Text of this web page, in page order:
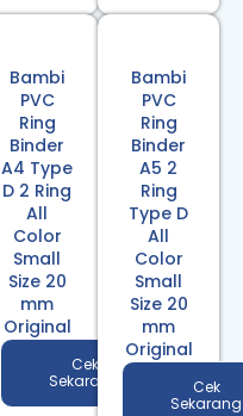
Bambi
PVC
Ring
Binder
A4 Type
D 2 Ring
All
Color
Small
Size 20
mm
Original
Cek
Sekarang
Bambi
PVC
Ring
Binder
A5 2
Ring
Type D
All
Color
Small
Size 20
mm
Original
Cek
Sekarang